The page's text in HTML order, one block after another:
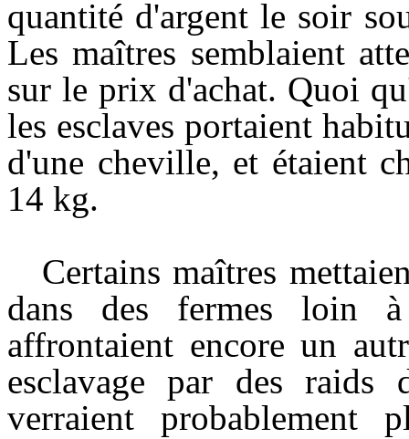
quantité d'argent le soir
Les maîtres semblaient
sur le prix d'achat. Quoi
les esclaves portaient
d'une cheville, et étaient
14 kg.
Certains maîtres
dans des fermes loin
affrontaient encore un
esclavage par des raids
verraient probablement